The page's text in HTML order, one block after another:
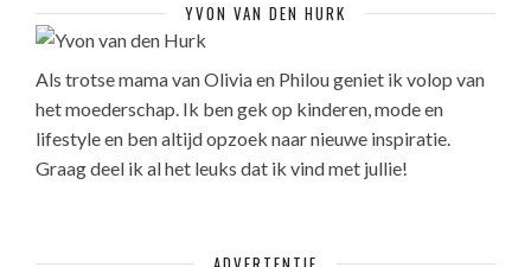
YVON VAN DEN HURK
Als trotse mama van Olivia en Philou geniet ik volop van
het moederschap. Ik ben gek op kinderen, mode en
lifestyle en ben altijd opzoek naar nieuwe inspiratie.
Graag deel ik al het leuks dat ik vind met jullie!